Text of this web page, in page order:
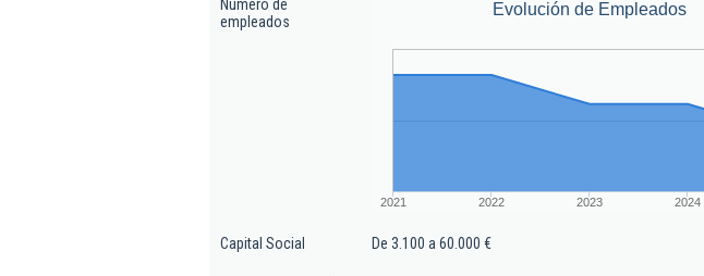
Número de
empleados
Evolución de Empleados
2021 2022 2023 2024
Capital Social De 3.100 a 60.000 €